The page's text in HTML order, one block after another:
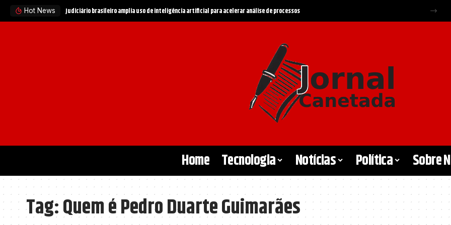
Hot News Judiciário brasileiro amplia uso de inteligência artificial para acelerar análise de processos
Home Tecnologia Notícias Política Sobre
Tag:Quem é Pedro Duarte Guimarães